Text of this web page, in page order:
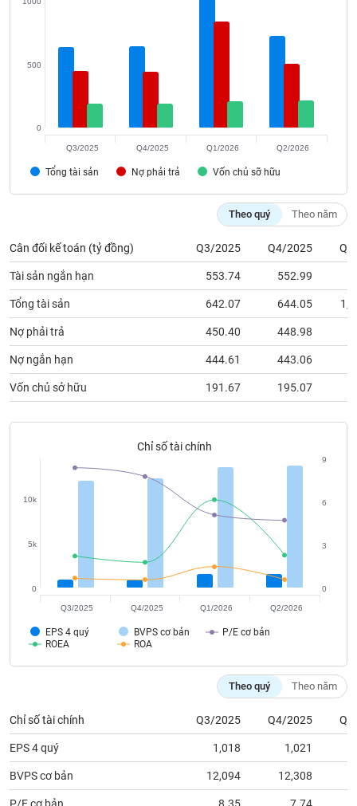
Tổng tài sản Nợ phải trả Vốn chủ sỡ hữu
0
500
Q3/2025 Q4/2025 Q1/2026 Q2/2026
Theo quý Theo năm
Cân đối kế toán (tỷ đồng) Q3/2025 Q4/2025
Tài sản ngắn hạn 553.74 552.99
Tổng tài sản 642.07 644.05
Nợ phải trả 450.40 448.98
Nợ ngắn hạn 444.61 443.06
Vốn chủ sở hữu 191.67 195.07
Chỉ số tài chính
EPS 4 quý BVPS cơ bản
P/E cơ bản
ROEA
ROA
0
5k
10k
0
3
6
9
Q3/2025 Q4/2025 Q1/2026 Q2/2026
Theo quý Theo năm
Chỉ số tài chính Q3/2025 Q4/2025
EPS 4 quý 1,018 1,021
BVPS cơ bản 12,094 12,308
(-)
chính
cụ
đầu
tư
chính